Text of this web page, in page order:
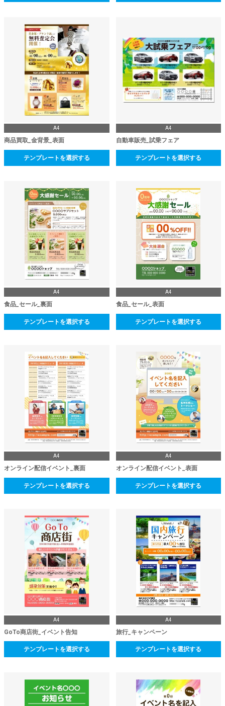
A4
商品買取_金背景_表面
テンプレートを選択する
A4
自動車販売_試乗フェア
テンプレートを選択する
A4
食品_セール_裏面
テンプレートを選択する
A4
食品_セール_表面
テンプレートを選択する
A4
オンライン配信イベント_裏面
テンプレートを選択する
A4
オンライン配信イベント_表面
テンプレートを選択する
A4
GoTo商店街_イベント告知
テンプレートを選択する
A4
旅行_キャンペーン
テンプレートを選択する